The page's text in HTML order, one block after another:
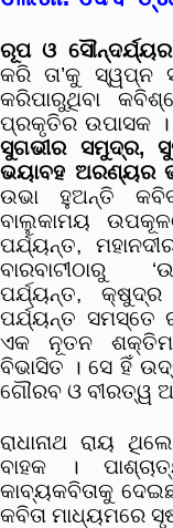
ରୂପ ଓ
କରି ତା’କୁ ସ୍ୱପ୍ନ
କରିପାରୁଥିବା
ପ୍ରକୃତିର ଉପାସକ
ସୁଗଭୀର ସମୁଦ୍ର,
ଭୟାବହ ଅରଣ୍ୟର
ଉଭା ହୁଅନ୍ତି
ବାଲୁକାମୟ
ପର୍ଯ୍ୟନ୍ତ,
ବାରବାଟୀଠାରୁ
ପର୍ଯ୍ୟନ୍ତ, କ୍ଷୁଦ୍ର
ପର୍ଯ୍ୟନ୍ତ ସମସ୍ତେ
ଏକ ନୂତନ
ବିଭାସିତ । ସେ ହିଁ
ଗୌରବ ଓ ବୀରତ୍ୱ
ରାଧାନାଥ ରାୟ
ବାହକ ।
କାବ୍ୟକବିତାକୁ
କବିତା ମାଧ୍ୟମରେ